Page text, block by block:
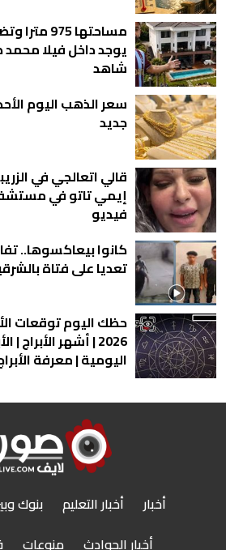
مساحتها
يوجد داخل فيلا محمد
شاهد
جديد
قالي اتعالجي في
إيمي تاتو في
فيديو
كانوا بيعاكسوها..
تعديا على فتاة
2026 | أشهر الأبراج |
اليومية | معرفة
أخبار أخبار التعليم بنوك
أخبار الحوادث
منوعات